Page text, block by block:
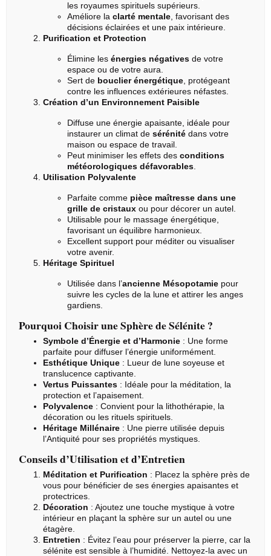
les royaumes spirituels supérieurs.
Améliore la clarté mentale , favorisant des
décisions éclairées et une paix intérieure.
Purification et Protection
Élimine les énergies négatives de votre
espace ou de votre aura.
Sert de bouclier énergétique , protégeant
contre les influences extérieures néfastes.
Création d’un Environnement Paisible
Diffuse une énergie apaisante, idéale pour
instaurer un climat de sérénité dans votre
maison ou espace de travail.
Peut minimiser les effets des conditions
météorologiques défavorables
Utilisation Polyvalente
Parfaite comme pièce maîtresse dans une
grille de cristaux ou pour décorer un autel.
Utilisable pour le massage énergétique,
favorisant un équilibre harmonieux.
Excellent support pour méditer ou visualiser
votre avenir.
Héritage Spirituel
Utilisée dans l’ancienne Mésopotamie pour
suivre les cycles de la lune et attirer les anges
gardiens.
Pourquoi Choisir une Sphère de Sélénite ?
Symbole d’Énergie et d’Harmonie : Une forme
parfaite pour diffuser l’énergie uniformément.
Esthétique Unique : Lueur de lune soyeuse et
translucence captivante.
Vertus Puissantes : Idéale pour la méditation, la
protection et l’apaisement.
Polyvalence : Convient pour la lithothérapie , la
décoration ou les rituels spirituels.
Héritage Millénaire : Une pierre utilisée depuis
l’Antiquité pour ses propriétés mystiques.
Conseils d’Utilisation et d’Entretien
Méditation et Purification : Placez la sphère près de
vous pour bénéficier de ses énergies apaisantes et
protectrices.
Décoration : Ajoutez une touche mystique à votre
intérieur en plaçant la sphère sur un autel ou une
étagère.
Entretien : Évitez l’eau pour préserver la pierre, car la
sélénite est sensible à l’humidité. Nettoyez-la avec un